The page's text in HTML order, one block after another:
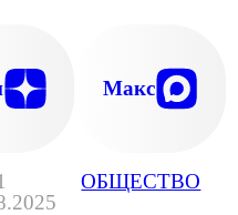
ОБЩЕСТВО
Макс